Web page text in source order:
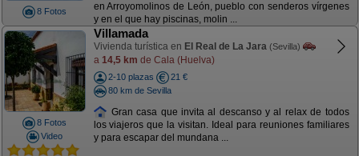
8 Fotos
en Arroyomolinos de León, pueblo con senderos vírgenes
y en el que hay piscinas, molin ...
8 Fotos
Video
Villamada
Vivienda turística en El Real de La Jara (Sevilla)
a 14,5 km de Cala (Huelva)
2-10 plazas
21 €
80 km de Sevilla
Gran casa que invita al descanso y al relax de todos
los viajeros que la visitan. Ideal para reuniones familiares
y para escapar del mundana ...